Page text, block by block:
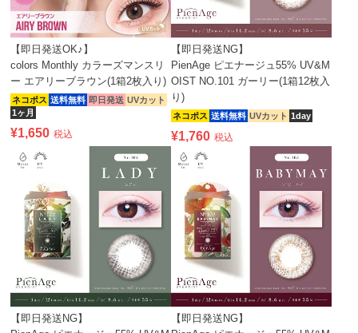
【即日発送OK♪】
colors Monthly カラーズマンスリ
ー エアリーブラウン(1箱2枚入り)
ネコポス 送料無料 即日発送 UVカット
1ヶ月
¥1,650 税込
【即日発送NG】
PienAge ピエナージュ55% UV&M
OIST NO.101 ガーリー(1箱12枚入
り)
ネコポス 送料無料 UVカット 1day
¥1,760 税込
【即日発送NG】
【即日発送NG】